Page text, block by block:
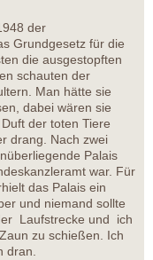
der
Grundgesetz für die
die ausgestopften
schauten der
Man hätte sie
dabei wären sie
der toten Tiere
drang. Nach zwei
Palais
war. Für
das Palais ein
und niemand sollte
Laufstrecke und ich
zu schießen. Ich
dran.